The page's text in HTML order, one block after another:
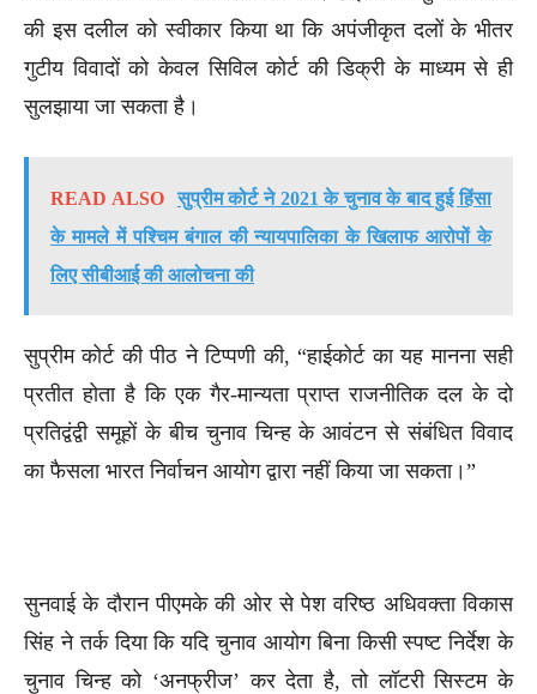
की इस दलील को स्वीकार किया था कि अपंजीकृत दलों के भीतर
गुटीय विवादों को केवल सिविल कोर्ट की डिक्री के माध्यम से ही
सुलझाया जा सकता है।
READ ALSO
सुप्रीम कोर्ट ने 2021 के चुनाव के बाद हुई हिंसा
के मामले में पश्चिम बंगाल की न्यायपालिका के खिलाफ आरोपों के
लिए सीबीआई की आलोचना की
सुप्रीम कोर्ट की पीठ ने टिप्पणी की, “हाईकोर्ट का यह मानना सही
प्रतीत होता है कि एक गैर-मान्यता प्राप्त राजनीतिक दल के दो
प्रतिद्वंद्वी समूहों के बीच चुनाव चिन्ह के आवंटन से संबंधित विवाद
का फैसला भारत निर्वाचन आयोग द्वारा नहीं किया जा सकता।”
सुनवाई के दौरान पीएमके की ओर से पेश वरिष्ठ अधिवक्ता विकास
सिंह ने तर्क दिया कि यदि चुनाव आयोग बिना किसी स्पष्ट निर्देश के
चुनाव चिन्ह को ‘अनफ्रीज’ कर देता है, तो लॉटरी सिस्टम के